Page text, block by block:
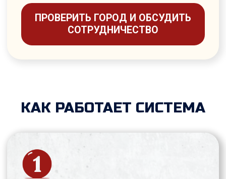
система работает сразу.
Мы используем заранее
подготовленные кампании по
военному праву, собранные на основе
большой статистики: структура групп,
сегментацию по типам
пользователя (горячие,
тёплые, уточняющие
запросы);